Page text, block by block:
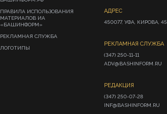
ПРАВИЛА ИСПОЛЬЗОВАНИЯ
МАТЕРИАЛОВ ИА
«БАШИНФОРМ»
РЕКЛАМНАЯ СЛУЖБА
ЛОГОТИПЫ
АДРЕС
450077, УФА, КИРОВА, 45
РЕКЛАМНАЯ СЛУЖБА
(347) 250-11-11
ADV@BASHINFORM.RU
РЕДАКЦИЯ
(347) 250-07-28
INF@BASHINFORM.RU